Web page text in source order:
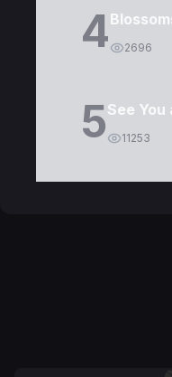
4 2696
5See
11253